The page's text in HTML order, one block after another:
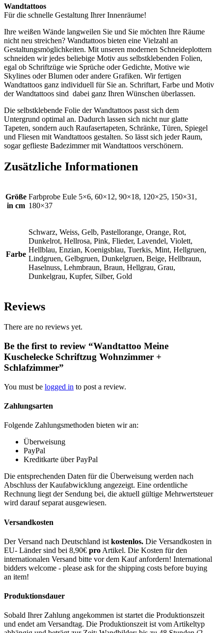
Wandtattoos
Für die schnelle Gestaltung Ihrer Innenräume!
Ihre weißen Wände langweilen Sie und Sie möchten Ihre Räume
nicht neu streichen? Wandtattoos bieten eine Vielzahl an
Gestaltungsmöglichkeiten. Mit unseren modernen Schneideplottern
schneiden wir jedes beliebige Motiv aus selbstklebenden Folien,
egal ob Schriftzüge wie Sprüche oder Gedichte, Motive wie
Skylines oder Blumen oder andere Grafiken. Wir fertigen
Wandtattoos ganz individuell für Sie an. Schriftart, Farbe und Motiv
der Wandtattoos sind dabei ganz Ihren Wünschen überlassen.
Die selbstklebende Folie der Wandtattoos passt sich dem
Untergrund optimal an. Dadurch lassen sich nicht nur glatte
Tapeten, sondern auch Raufasertapeten, Schränke, Türen, Spiegel
und Fliesen mit Wandtattoos gestalten. So lässt sich jeder Raum,
sogar geflieste Badezimmer mit Wandtattoos verschönern.
Zusätzliche Informationen
Größe
in cm
Farbprobe Eule 5×6, 60×12, 90×18, 120×25, 150×31,
180×37
Farbe
Schwarz, Weiss, Gelb, Pastellorange, Orange, Rot,
Dunkelrot, Hellrosa, Pink, Flieder, Lavendel, Violett,
Hellblau, Enzian, Koenigsblau, Tuerkis, Mint, Hellgruen,
Lindgruen, Gelbgruen, Dunkelgruen, Beige, Hellbraun,
Haselnuss, Lehmbraun, Braun, Hellgrau, Grau,
Dunkelgrau, Kupfer, Silber, Gold
Reviews
There are no reviews yet.
Be the first to review “Wandtattoo Meine
Kuschelecke Schriftzug Wohnzimmer +
Schlafzimmer”
You must be logged in to post a review.
Zahlungsarten
Folgende Zahlungsmethoden bieten wir an:
Überweisung
PayPal
Kreditkarte über PayPal
Die entsprechenden Daten für die Überweisung werden nach
Abschluss der Kaufabwicklung angezeigt. Eine ordentliche
Rechnung liegt der Sendung bei, die aktuell gültige Mehrwertsteuer
wird darauf separat ausgewiesen.
Versandkosten
Der Versand nach Deutschland ist kostenlos. Die Versandkosten in
EU- Länder sind bei 8,90€ pro Artikel. Die Kosten für den
internationalen Versand bitte vor dem Kauf anfordern! International
bidders welcome - please ask for the shipping costs before buying
an item!
Produktionsdauer
Sobald Ihrer Zahlung angekommen ist startet die Produktionszeit
und endet am Versandtag. Die Produktionszeit ist vom Artikeltyp